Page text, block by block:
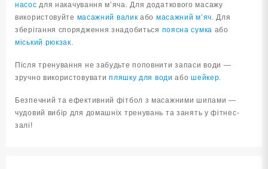
насос для накачування м’яча. Для додаткового масажу
використовуйте масажний валик або масажний м’яч. Для
зберігання спорядження знадобиться поясна сумка або
міський рюкзак.
Після тренування не забудьте поповнити запаси води —
зручно використовуватипляшку для води абошейкер.
Безпечний та ефективний фітбол з масажними шипами —
чудовий вибір для домашніх тренувань та занять у фітнес-
залі!